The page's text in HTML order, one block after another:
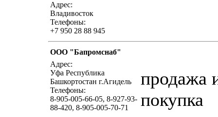
Адрес:
Владивосток
Телефоны:
+7 950 28 88 945
ООО "Бапромснаб"
Адрес:
Уфа Республика
Башкортостан г.Агидель
Телефоны:
8-905-005-66-05, 8-927-93-
88-420, 8-905-005-70-71
продажа
покупка